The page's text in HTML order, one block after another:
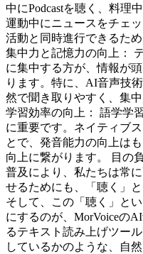
中にPodcastを聴く、料理
運動中にニュースをチェ
活動と同時進行できるた
集中力と記憶力の向上：
に集中する方が、情報が
ります。特に、AI音声技
然で聞き取りやすく、集
学習効率の向上： 語学学
に重要です。ネイティブ
とで、発音能力の向上は
向上に繋がります。 目の
普及により、私たちは常
せるためにも、「聴く」
そして、この「聴く」と
にするのが、MorVoiceの
るテキスト読み上げツー
しているかのような、自